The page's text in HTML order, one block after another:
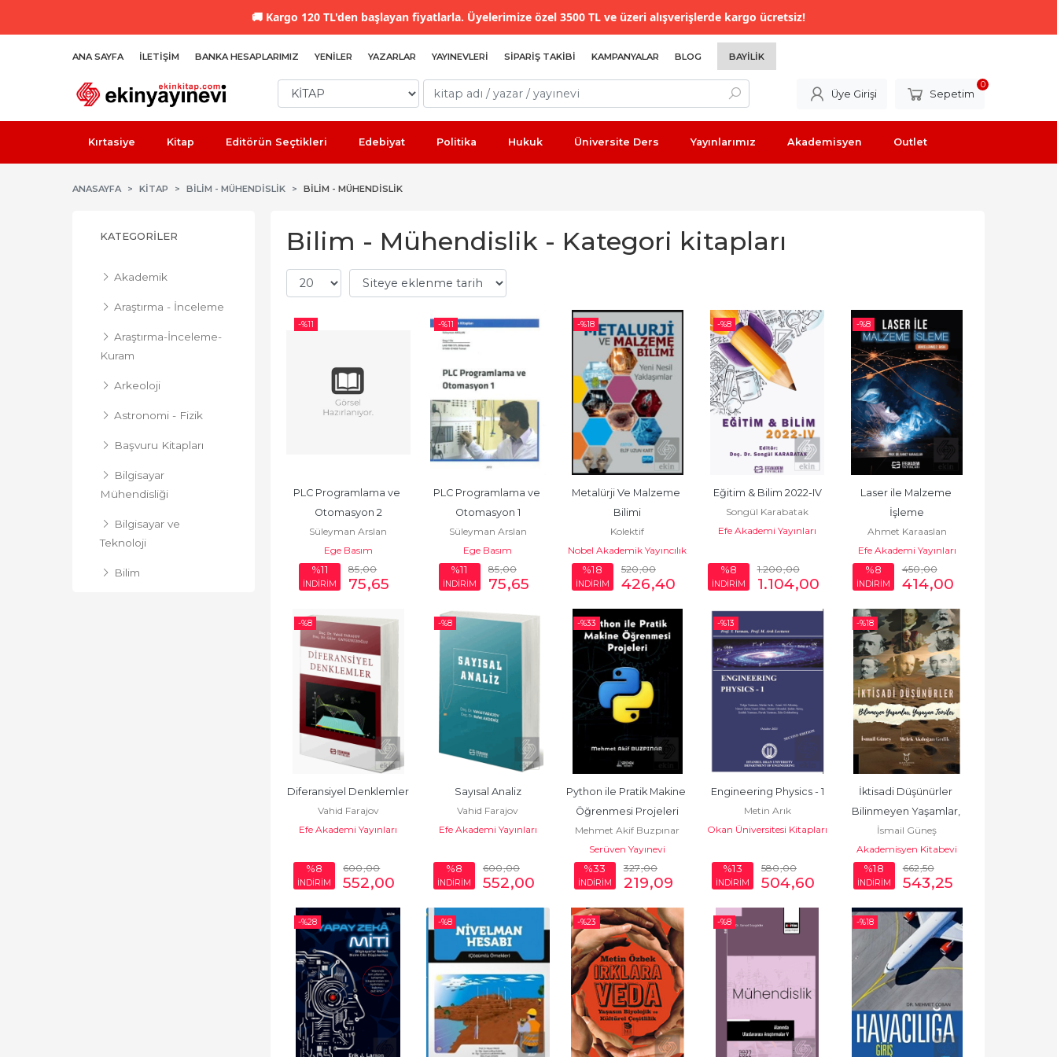
🚚 Kargo 120 TL'den başlayan fiyatlarla. Üyelerimize özel 3500 TL ve üzeri alışverişlerde kargo ücretsiz!
ANA SAYFA İLETIŞIM BANKA HESAPLARIMIZ YENILER YAZARLAR YAYINEVLERI SIPARIŞ TAKIBI KAMPANYALAR BLOG BAYILIK
Üye Girişi Sepetim
0
Kırtasiye Kitap Editörün Seçtikleri Edebiyat Politika Hukuk Üniversite Ders Yayınlarımız Akademisyen Outlet
ANASAYFA KİTAP BILIM - MÜHENDISLIK BILIM - MÜHENDISLIK
KATEGORILER
Akademik
Araştırma - İnceleme
Araştırma-İnceleme-
Kuram
Arkeoloji
Astronomi - Fizik
Başvuru Kitapları
Bilgisayar
Mühendisliği
Bilgisayar ve
Teknoloji
Bilim
Bilim - Mühendislik - Kategori kitapları
-%11
PLC Programlama ve
Otomasyon 2
Süleyman Arslan
Ege Basım
%11
İNDİRİM
85,00
75,65
-%11
PLC Programlama ve
Otomasyon 1
Süleyman Arslan
Ege Basım
%11
İNDİRİM
85,00
75,65
-%18
Metalürji Ve Malzeme
Bilimi
Kolektif
Nobel Akademik Yayıncılık
%18
İNDİRİM
520,00
426,40
-%8
Eğitim & Bilim 2022-IV
Songül Karabatak
Efe Akademi Yayınları
%8
İNDİRİM
1.200,00
1.104,00
-%8
Laser ile Malzeme
İşleme
Ahmet Karaaslan
Efe Akademi Yayınları
%8
İNDİRİM
450,00
414,00
-%8
Diferansiyel Denklemler
Vahid Farajov
Efe Akademi Yayınları
%8
İNDİRİM
600,00
552,00
-%8
Sayısal Analiz
Vahid Farajov
Efe Akademi Yayınları
%8
İNDİRİM
600,00
552,00
-%33
Python ile Pratik Makine
Öğrenmesi Projeleri
Mehmet Akif Buzpınar
Serüven Yayınevi
%33
İNDİRİM
327,00
219,09
-%13
Engineering Physics - 1
Metin Arık
Okan Üniversitesi Kitapları
%13
İNDİRİM
580,00
504,60
-%18
İktisadi Düşünürler
Bilinmeyen Yaşamlar,
Yaşayan T
İsmail Güneş
Akademisyen Kitabevi
%18
İNDİRİM
662,50
543,25
-%28 -%8 -%23 -%8 -%18